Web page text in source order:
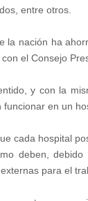
entre otros.
la nación ha
el Consejo
y con la
funcionar en un
cada hospital
deben,
para el